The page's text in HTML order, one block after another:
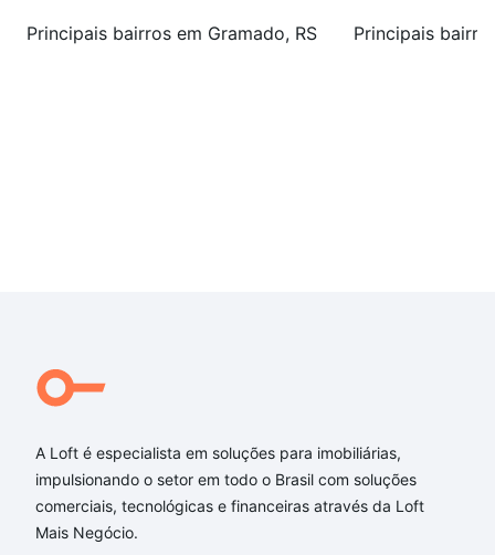
Principais bairros em Gramado, RS Principais
A Loft é especialista em soluções para imobiliárias,
impulsionando o setor em todo o Brasil com soluções
comerciais, tecnológicas e financeiras através da Loft
Mais Negócio.